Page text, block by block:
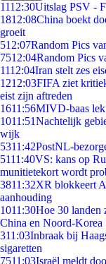
1112:30Uitslag PSV -
1812:08China boekt
groeit
512:07Random Pics
7512:04Random Pics
1112:04Iran stelt zes
1212:03FIFA ziet
eist zijn aftreden
1611:56MIVD-baas
1011:51Nachtelijk
wijk
5311:42PostNL-
5111:40VS: kans op
munitietekort wordt
3811:32XR blokkeert
aanhouding
1011:30Hoe 30 landen
China en Noord-Korea
311:03Inbraak bij
sigaretten
7511:03Israël meldt